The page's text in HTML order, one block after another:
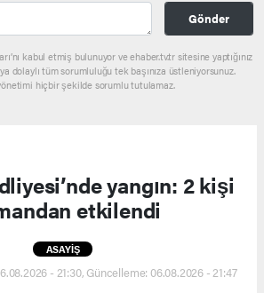
Gönder
kabul etmiş bulunuyor ve ehaber.tv.tr sitesine yaptığınız
dolaylı tüm sorumluluğu tek başınıza üstleniyorsunuz.
hiçbir şekilde sorumlu tutulamaz.
yangın: 2 kişi
etkilendi
ASAYİŞ
- 21:30, Güncelleme: 06.08.2026 - 21:47